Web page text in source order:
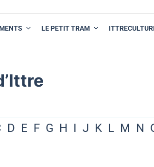
LE PETIT TRAM
D E F G H I J K L M N